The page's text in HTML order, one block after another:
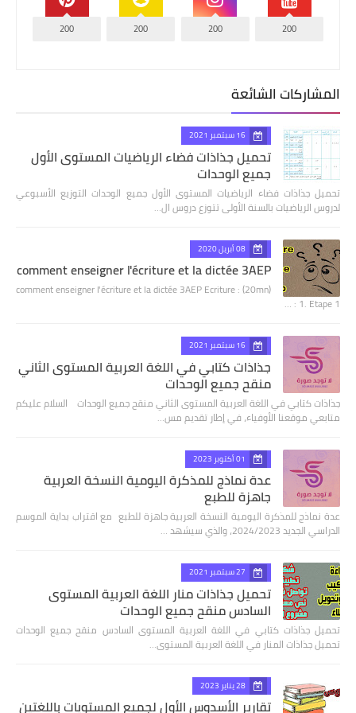
200
200
200
200
المشاركات الشائعة
16 سبتمبر 2021
تحميل جذاذات فضاء الرياضيات المستوى الأول
جميع الوحدات
تحميل جذاذات فضاء الرياضيات المستوى الأول جميع الوحدات التوزيع الأسبوعي
لدروس الرياضيات بالسنة الأولى تتوزع دروس ال…
08 أبريل 2020
comment enseigner l'écriture et la dictée 3AEP
comment enseigner l'écriture et la dictée 3AEP Ecriture : (20mn)
1. Etape 1 : …
16 سبتمبر 2021
جذاذات كتابي في اللغة العربية المستوى الثاني
منقح جميع الوحدات
جذاذات كتابي في اللغة العربية المستوى الثاني منقح جميع الوحدات السلام عليكم
متابعي موقعنا الأوفياء، في إطار تقديم مس…
01 أكتوبر 2023
عدة نماذج للمذكرة اليومية النسخة العربية
جاهزة للطبع
عدة نماذج للمذكرة اليومية النسخة العربية جاهزة للطبع مع اقتراب بداية الموسم
الدراسي الجديد 2024/2023، والذي سيشهد …
27 سبتمبر 2021
تحميل جذاذات منار اللغة العربية المستوى
السادس منقح جميع الوحدات
تحميل جذاذات كتابي في اللغة العربية المستوى السادس منقح جميع الوحدات
تحميل جذاذات المنار في اللغة العربية المستوى…
28 يناير 2023
تقارير الأسدوس الأول لجميع المستويات باللغتين